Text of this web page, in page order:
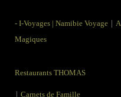
- I-Voyages | Namibie Voyage |
Magiques
Restaurants THOMAS
| Carnets de Famille